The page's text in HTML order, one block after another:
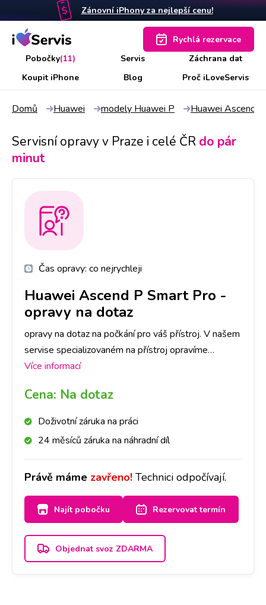
Zánovní iPhony za nejlepší cenu!
Pobočky(11) Servis
Záchrana dat
Koupit iPhone
Blog Proč iLoveServis
Rychlá rezervace
Domů Huawei modely Huawei P Huawei Ascend
Servisní opravy v Praze i celé ČR do pár
minut
Čas opravy: co nejrychleji
Huawei Ascend P Smart Pro -
opravy na dotaz
opravy na dotaz na počkání pro váš přístroj. V našem
servise specializovaném na přístroj opravíme
jakoukoli závadu rychle a na počkání. Na pobočkách
abyste ještě DNES měli svůj přístroj opravený v
Praze, Brně, Ostravě, Olomouci, Liberci, Pardubicích a
Více informací
Cena: Na dotaz
Doživotní záruka na práci
24 měsíců záruka na náhradní díl
Právě máme zavřeno! Technici odpočívají.
Najít pobočku Rezervovat termín
Objednat svoz ZDARMA